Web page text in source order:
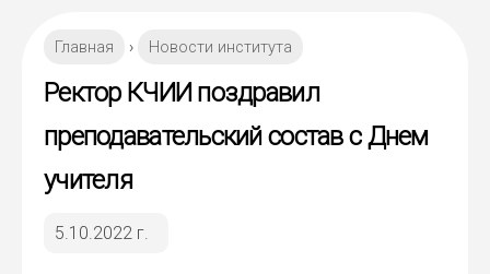
Главная › Новости института
Ректор КЧИИ поздравил
преподавательский состав с Днем
учителя
5.10.2022 г.